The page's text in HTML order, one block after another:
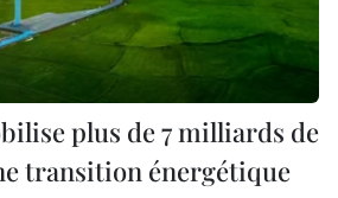
plus de 7 milliards de
transition énergétique